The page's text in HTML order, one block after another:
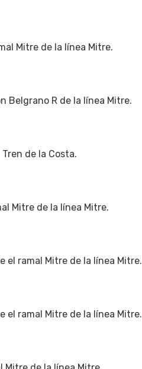
Mitre de la línea Mitre.
Belgrano R de la línea Mitre.
de la Costa.
Mitre de la línea Mitre.
el ramal Mitre de la línea Mitre.
el ramal Mitre de la línea Mitre.